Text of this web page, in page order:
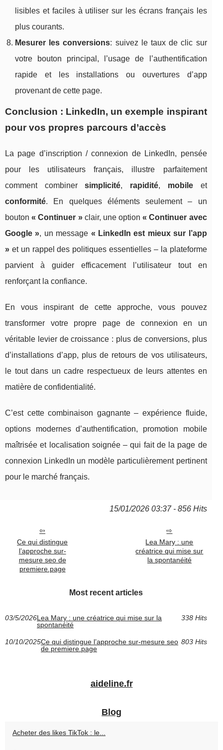
lisibles et faciles à utiliser sur les écrans français les
plus courants.
Mesurer les conversions: suivez le taux de clic sur
votre bouton principal, l’usage de l’authentification
rapide et les installations ou ouvertures d’app
provenant de cette page.
Conclusion : LinkedIn, un exemple inspirant
pour vos propres parcours d’accès
La page d’inscription / connexion de LinkedIn, pensée
pour les utilisateurs français, illustre parfaitement
comment combinersimplicité, rapidité, mobileet
conformité. En quelques éléments seulement – un
bouton« Continuer »clair, une option« Continuer avec
Google », un message « LinkedIn est mieux sur l’app
» et un rappel des politiques essentielles – la plateforme
parvient à guider efficacement l’utilisateur tout en
renforçant la confiance.
En vous inspirant de cette approche, vous pouvez
transformer votre propre page de connexion en un
véritable levier de croissance : plus de conversions, plus
d’installations d’app, plus de retours de vos utilisateurs,
le tout dans un cadre respectueux de leurs attentes en
matière de confidentialité.
C’est cette combinaison gagnante – expérience fluide,
options modernes d’authentification, promotion mobile
maîtrisée et localisation soignée – qui fait de la page de
connexion LinkedIn un modèle particulièrement pertinent
pour le marché français.
15/01/2026 03:37 - 856 Hits
Ce qui distingue
l’approche sur-
mesure seo de
premiere.page
Lea Mary : une
créatrice qui mise sur
la spontanéité
Most recent articles
03/5/2026Lea Mary : une créatrice qui mise sur la
spontanéité
338 Hits
10/10/2025Ce qui distingue l’approche sur-mesure seo
de premiere.page
803 Hits
aideline.fr
Blog
Acheter des likes TikTok : le...